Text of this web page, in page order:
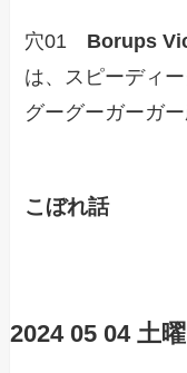
穴01 Borups
は、スピーディ
グーグーガーガー
こぼれ話
2024 05 04 土